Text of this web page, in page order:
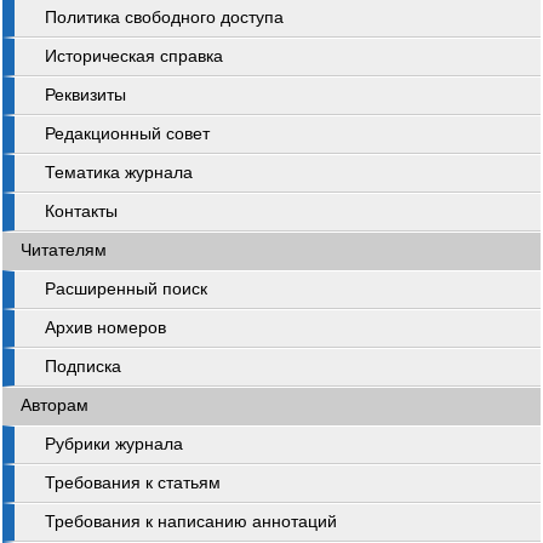
Политика свободного доступа
Историческая справка
Реквизиты
Редакционный совет
Тематика журнала
Контакты
Читателям
Расширенный поиск
Архив номеров
Подписка
Авторам
Рубрики журнала
Требования к статьям
Требования к написанию аннотаций